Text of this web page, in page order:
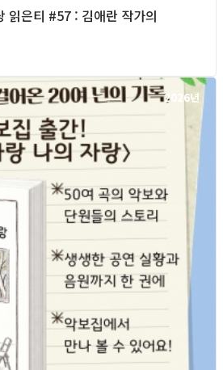
은티 #57 : 김애란 작가의
2026년